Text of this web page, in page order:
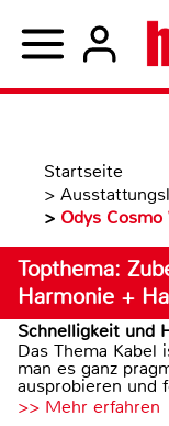
Startseite
>
> Odys
Topthema:
Harmonie +
Schnelligkeit und
Das Thema
man es ganz
ausprobieren und
>> Mehr erfahren